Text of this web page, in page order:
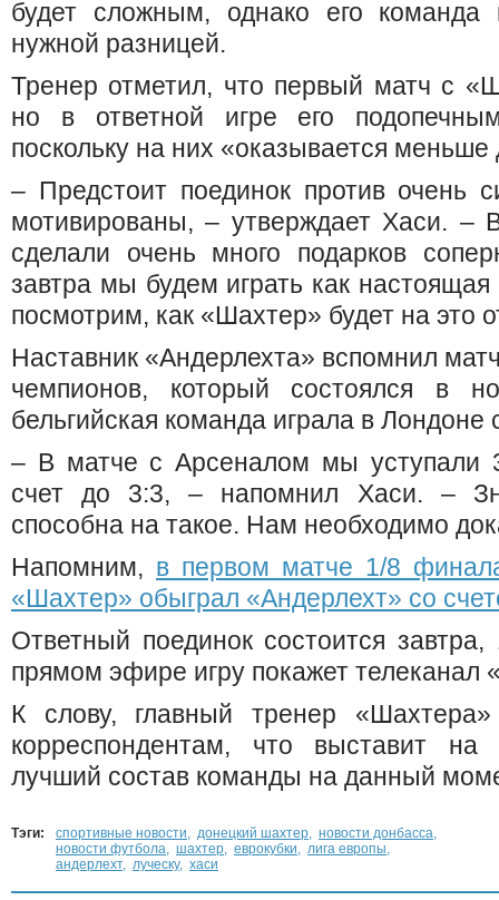
будет сложным, однако его команда
нужной разницей.
Тренер отметил, что первый матч с
но в ответной игре его
поскольку на них «оказывается меньше
– Предстоит поединок против очень
мотивированы, – утверждает Хаси.
сделали очень много подарков
завтра мы будем играть как
посмотрим, как «Шахтер» будет на это
Наставник «Андерлехта» вспомнил
чемпионов, который состоялся в
бельгийская команда играла в
– В матче с Арсеналом мы уступали
счет до 3:3, – напомнил Хаси. –
способна на такое. Нам необходимо
Напомним, в первом матче 1/8
«Шахтер» обыграл «Андерлехт» со
Ответный поединок состоится
прямом эфире игру покажет телеканал
К слову, главный тренер
корреспондентам, что выставит
лучший состав команды на данный
Тэги: спортивные новости, донецкий шахтер, новости донбасса,
новости футбола, шахтер, еврокубки, лига европы,
андерлехт, луческу, хаси